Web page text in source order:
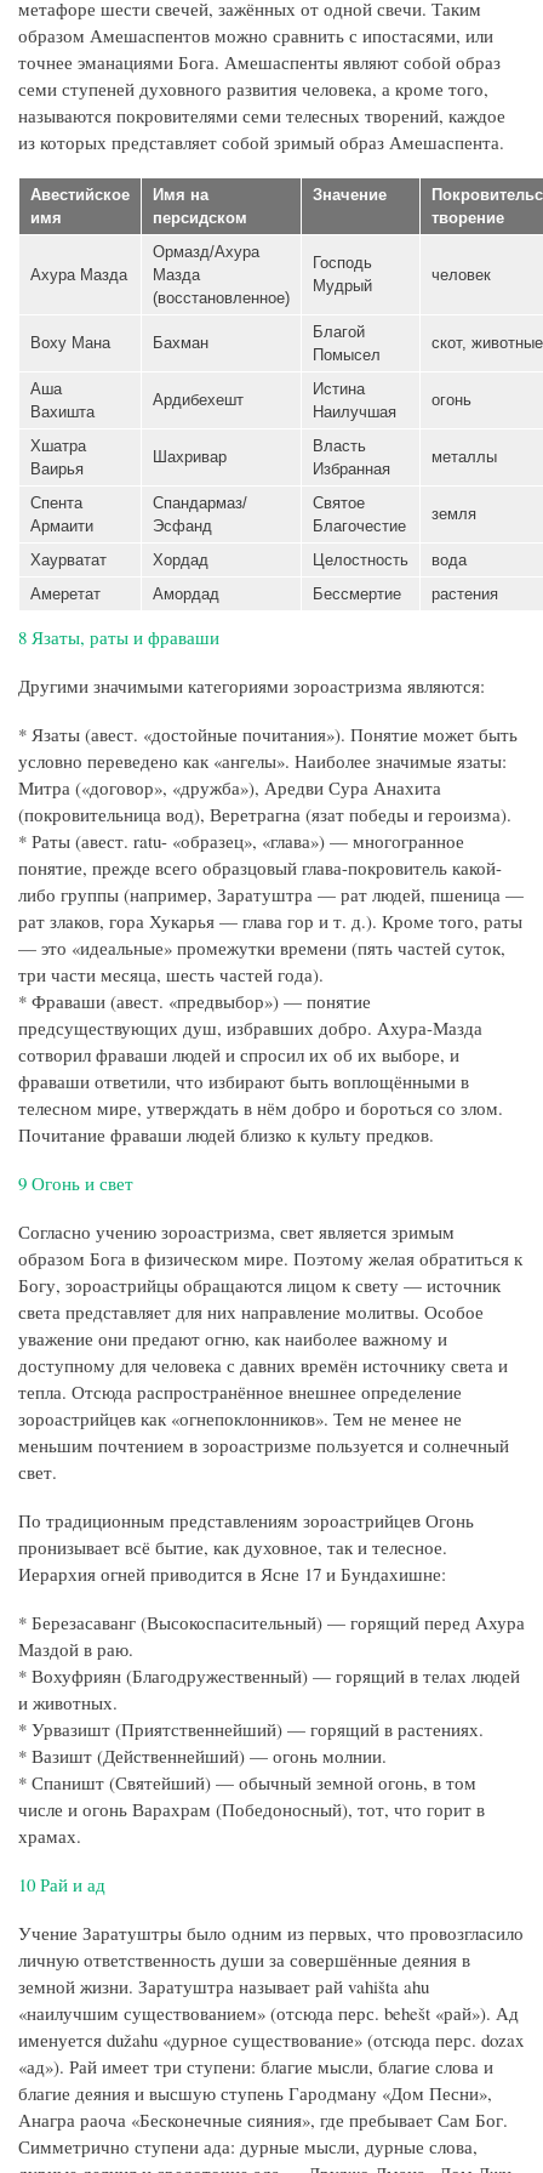
метафоре шести свечей, зажённых от одной свечи. Таким
образом Амешаспентов можно сравнить с ипостасями, или
точнее эманациями Бога. Амешаспенты являют собой образ
семи ступеней духовного развития человека, а кроме того,
называются покровителями семи телесных творений, каждое
из которых представляет собой зримый образ Амешаспента.
Авестийское
имя
Имя на
персидском
Значение
творение
Ахура Мазда
Ормазд/Ахура
Мазда
(восстановленное)
Господь
Мудрый
человек
Воху Мана Бахман
Благой
Помысел
скот, животные
Аша
Вахишта
Ардибехешт
Истина
Наилучшая
огонь
Хшатра
Ваирья
Шахривар
Власть
Избранная
металлы
Спента
Армаити
Спандармаз/
Эсфанд
Святое
Благочестие
земля
Хаурватат Хордад Целостность
вода
Амеретат
Амордад Бессмертие растения
8 Язаты, раты и фраваши
Другими значимыми категориями зороастризма являются:
* Язаты (авест. «достойные почитания»). Понятие может быть
условно переведено как «ангелы». Наиболее значимые язаты:
Митра («договор», «дружба»), Аредви Сура Анахита
(покровительница вод), Веретрагна (язат победы и героизма).
* Раты (авест. ratu- «образец», «глава») — многогранное
понятие, прежде всего образцовый глава-покровитель какой-
либо группы (например, Заратуштра — рат людей, пшеница —
рат злаков, гора Хукарья — глава гор и т. д.). Кроме того, раты
— это «идеальные» промежутки времени (пять частей суток,
три части месяца, шесть частей года).
* Фраваши (авест. «предвыбор») — понятие
предсуществующих душ, избравших добро. Ахура-Мазда
сотворил фраваши людей и спросил их об их выборе, и
фраваши ответили, что избирают быть воплощёнными в
телесном мире, утверждать в нём добро и бороться со злом.
Почитание фраваши людей близко к культу предков.
9 Огонь и свет
Согласно учению зороастризма, свет является зримым
образом Бога в физическом мире. Поэтому желая обратиться к
Богу, зороастрийцы обращаются лицом к свету — источник
света представляет для них направление молитвы. Особое
уважение они предают огню, как наиболее важному и
доступному для человека с давних времён источнику света и
тепла. Отсюда распространённое внешнее определение
зороастрийцев как «огнепоклонников». Тем не менее не
меньшим почтением в зороастризме пользуется и солнечный
свет.
По традиционным представлениям зороастрийцев Огонь
пронизывает всё бытие, как духовное, так и телесное.
Иерархия огней приводится в Ясне 17 и Бундахишне:
* Березасаванг (Высокоспасительный) — горящий перед Ахура
Маздой в раю.
* Вохуфриян (Благодружественный) — горящий в телах людей
и животных.
* Урвазишт (Приятственнейший) — горящий в растениях.
* Вазишт (Действеннейший) — огонь молнии.
* Спаништ (Святейший) — обычный земной огонь, в том
числе и огонь Варахрам (Победоносный), тот, что горит в
храмах.
10 Рай и ад
Учение Заратуштры было одним из первых, что провозгласило
личную ответственность души за совершённые деяния в
земной жизни. Заратуштра называет рай vahišta ahu
«наилучшим существованием» (отсюда перс. behešt «рай»). Ад
именуется dužahu «дурное существование» (отсюда перс. dozax
«ад»). Рай имеет три ступени: благие мысли, благие слова и
благие деяния и высшую ступень Гародману «Дом Песни»,
Анагра раоча «Бесконечные сияния», где пребывает Сам Бог.
Симметрично ступени ада: дурные мысли, дурные слова,